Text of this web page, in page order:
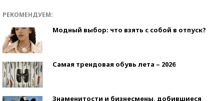
РЕКОМЕНДУЕМ:
Модный выбор: что взять с собой в отпуск?
Самая трендовая обувь лета – 2026
Знаменитости и бизнесмены, добившиеся